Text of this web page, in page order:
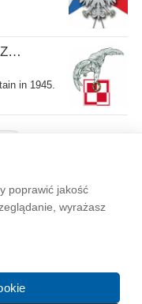
poprawić jakość
wyrażasz
Polish Airmen's Association UK - Związek Lotników Polskich WB
in 1945.
Prywatność